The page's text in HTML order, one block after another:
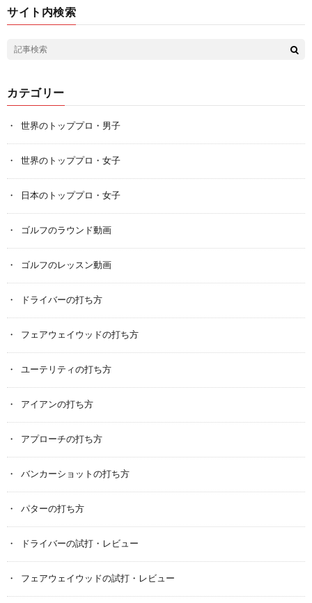
サイト内検索
カテゴリー
世界のトッププロ・男子
世界のトッププロ・女子
日本のトッププロ・女子
ゴルフのラウンド動画
ゴルフのレッスン動画
ドライバーの打ち方
フェアウェイウッドの打ち方
ユーテリティの打ち方
アイアンの打ち方
アプローチの打ち方
バンカーショットの打ち方
パターの打ち方
ドライバーの試打・レビュー
フェアウェイウッドの試打・レビュー